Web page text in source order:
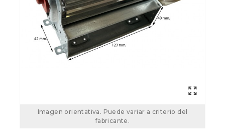
Imagen orientativa. Puede variar a criterio del
fabricante.